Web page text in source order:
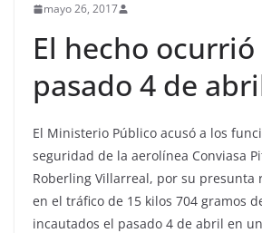
mayo 26, 2017
El hecho ocurrió
pasado 4 de
El Ministerio Público acusó a los
seguridad de la aerolínea Conviasa
Roberling Villarreal, por su presunta
en el tráfico de 15 kilos 704 gramos
incautados el pasado 4 de abril en